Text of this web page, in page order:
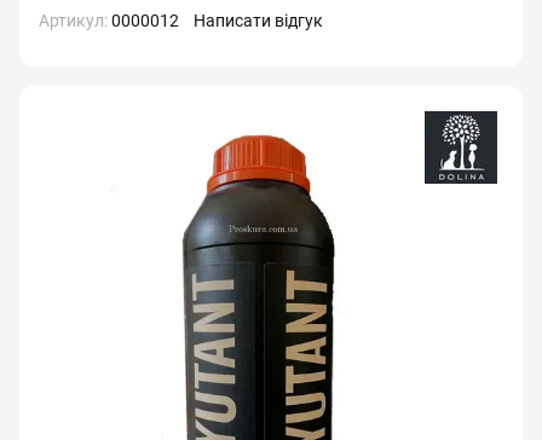
Артикул:0000012 Написати відгук